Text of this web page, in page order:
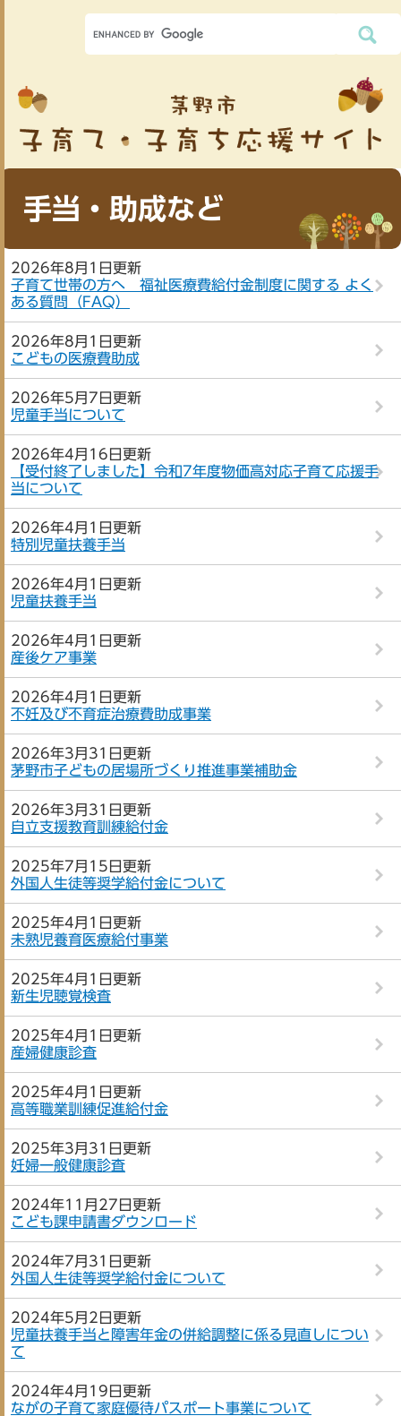
手当・助成など
2026年8月1日更新
子育て世帯の方へ 福祉医療費給付金制度に関する よく
ある質問（FAQ）
2026年8月1日更新
こどもの医療費助成
2026年5月7日更新
児童手当について
2026年4月16日更新
【受付終了しました】令和7年度物価高対応子育て応援手
当について
2026年4月1日更新
特別児童扶養手当
2026年4月1日更新
児童扶養手当
2026年4月1日更新
産後ケア事業
2026年4月1日更新
不妊及び不育症治療費助成事業
2026年3月31日更新
茅野市子どもの居場所づくり推進事業補助金
2026年3月31日更新
自立支援教育訓練給付金
2025年7月15日更新
外国人生徒等奨学給付金について
2025年4月1日更新
未熟児養育医療給付事業
2025年4月1日更新
新生児聴覚検査
2025年4月1日更新
産婦健康診査
2025年4月1日更新
高等職業訓練促進給付金
2025年3月31日更新
妊婦一般健康診査
2024年11月27日更新
こども課申請書ダウンロード
2024年7月31日更新
外国人生徒等奨学給付金について
2024年5月2日更新
児童扶養手当と障害年金の併給調整に係る見直しについ
て
2024年4月19日更新
ながの子育て家庭優待パスポート事業について